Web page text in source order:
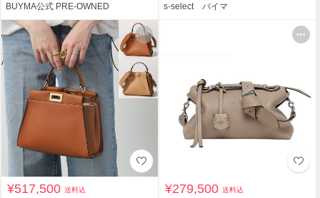
BUYMA公式 PRE-OWNED s-select バイマ
¥517,500送料込 ¥279,500送料込